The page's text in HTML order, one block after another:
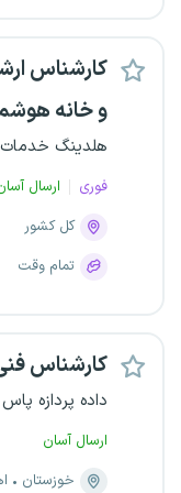
کارشناس
و خانه
هلدینگ
فوری
ارسال
کل کشور
تمام وقت
کارشناس
داده پردازه
ارسال آسان
خوزستان